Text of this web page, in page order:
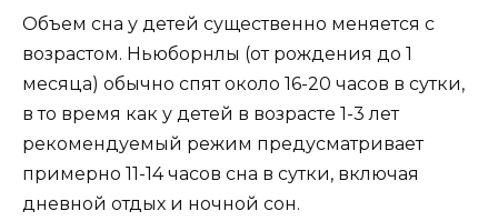
Объем сна у детей существенно меняется с
возрастом. Ньюборнлы (от рождения до 1
месяца) обычно спят около 16-20 часов в сутки,
в то время как у детей в возрасте 1-3 лет
рекомендуемый режим предусматривает
примерно 11-14 часов сна в сутки, включая
дневной отдых и ночной сон.